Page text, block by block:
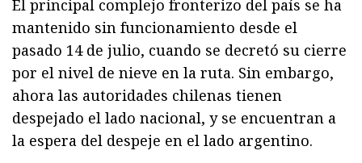
El principal complejo fronterizo del país se ha
mantenido sin funcionamiento desde el
pasado 14 de julio, cuando se decretó su cierre
por el nivel de nieve en la ruta. Sin embargo,
ahora las autoridades chilenas tienen
despejado el lado nacional, y se encuentran a
la espera del despeje en el lado argentino.